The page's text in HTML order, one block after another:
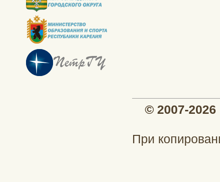
© 2007-
При